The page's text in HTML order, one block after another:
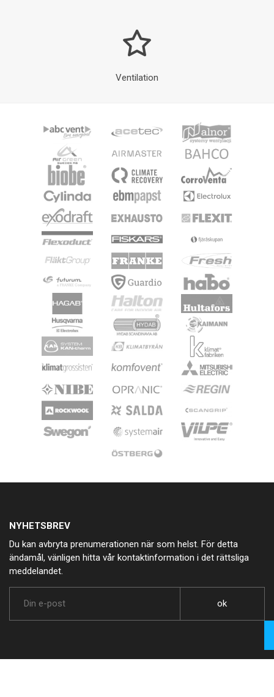
Miljömedvetenhet
Ventilation
ändamål, vänligen hitta vår kontaktinformation i det rättsliga